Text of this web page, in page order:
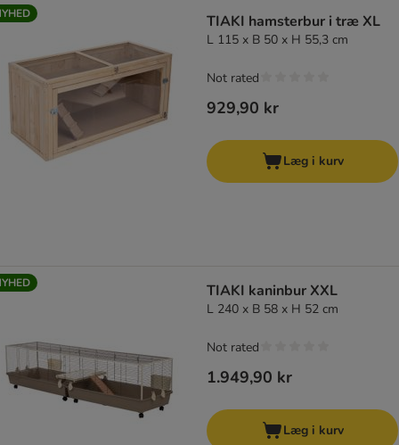
TIAKI hamsterbur i træ XL
L 115 x B 50 x H 55,3 cm
929,90 kr
Not rated
Læg i kurv
TIAKI kaninbur XXL
L 240 x B 58 x H 52 cm
1.949,90 kr
Not rated
Læg i kurv